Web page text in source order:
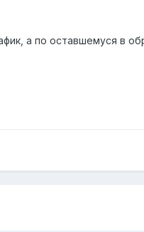
а по оставшемуся в